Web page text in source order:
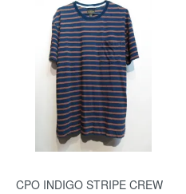
CPO INDIGO STRIPE CREW